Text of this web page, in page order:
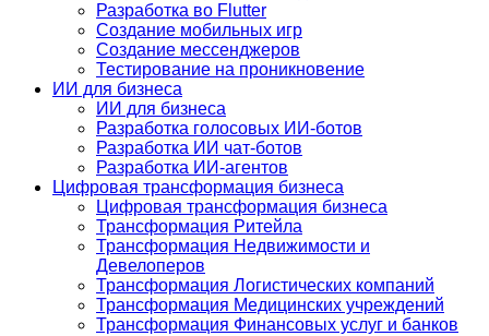
Разработка во Flutter
Создание мобильных игр
Создание мессенджеров
Тестирование на проникновение
ИИ для бизнеса
ИИ для бизнеса
Разработка голосовых ИИ-ботов
Разработка ИИ чат-ботов
Разработка ИИ-агентов
Цифровая трансформация бизнеса
Цифровая трансформация бизнеса
Трансформация Ритейла
Трансформация Недвижимости и
Девелоперов
Трансформация Логистических компаний
Трансформация Медицинских учреждений
Трансформация Финансовых услуг и банков